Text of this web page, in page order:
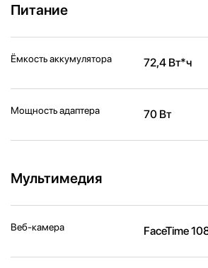
Питание
Ёмкость аккумулятора 72,4 Вт*ч
Мощность адаптера 70 Вт
Мультимедия
Веб-камера FaceTime